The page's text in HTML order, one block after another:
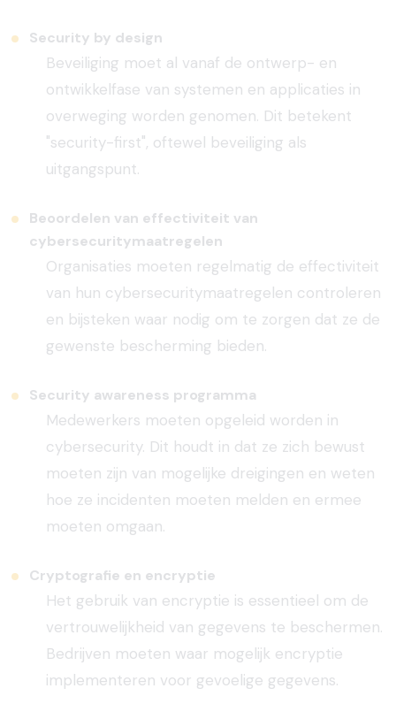
Security by design
Beveiliging moet al vanaf de ontwerp- en
ontwikkelfase van systemen en applicaties in
overweging worden genomen. Dit betekent
"security-first", oftewel beveiliging als
uitgangspunt.
Beoordelen van effectiviteit van
cybersecuritymaatregelen
Organisaties moeten regelmatig de effectiviteit
van hun cybersecuritymaatregelen controleren
en bijsteken waar nodig om te zorgen dat ze de
gewenste bescherming bieden.
Security awareness programma
Medewerkers moeten opgeleid worden in
cybersecurity. Dit houdt in dat ze zich bewust
moeten zijn van mogelijke dreigingen en weten
hoe ze incidenten moeten melden en ermee
moeten omgaan.
Cryptografie en encryptie
Het gebruik van encryptie is essentieel om de
vertrouwelijkheid van gegevens te beschermen.
Bedrijven moeten waar mogelijk encryptie
implementeren voor gevoelige gegevens.